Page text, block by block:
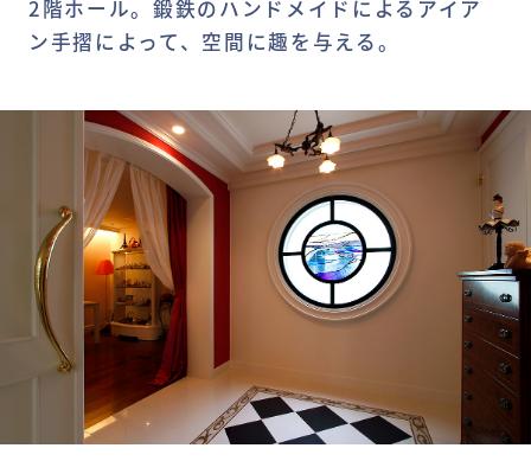
2階ホール。鍛鉄のハンドメイドによるアイア
ン手摺によって、空間に趣を与える。